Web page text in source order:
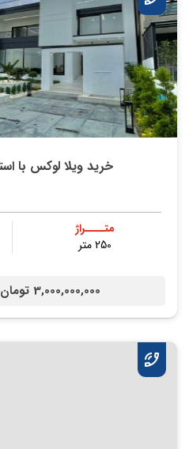
خرید ویلا لوکس با
متــــراژ
250 متر
3,000,000,000 تومان /